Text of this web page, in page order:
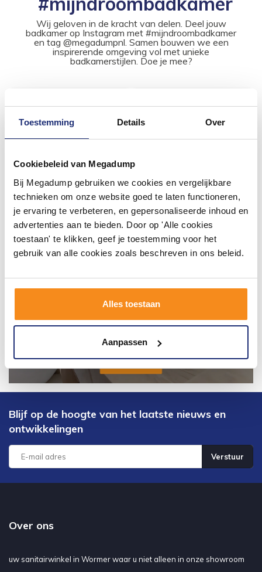
Toestemming Details Over
Cookiebeleid van Megadump
Bij Megadump gebruiken we cookies en vergelijkbare
technieken om onze website goed te laten functioneren,
je ervaring te verbeteren, en gepersonaliseerde inhoud en
advertenties aan te bieden. Door op 'Alle cookies
toestaan' te klikken, geef je toestemming voor het
gebruik van alle cookies zoals beschreven in ons beleid.
Alles toestaan
Aanpassen
Wij geloven in de kracht van delen. Deel jouw
badkamer op Instagram met #mijndroombadkamer
en tag @megadumpnl. Samen bouwen we een
inspirerende omgeving vol met unieke
badkamerstijlen. Doe je mee?
Blijf op de hoogte van het laatste nieuws en
ontwikkelingen
Verstuur
Over ons
uw sanitairwinkel in Wormer waar u niet alleen in onze showroom